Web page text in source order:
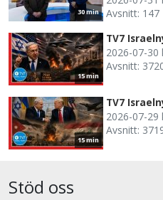
30 min
Avsnitt: 147
15 min
TV7
2026-07-30
Avsnitt:
15 min
TV7
2026-07-29
Avsnitt:
Stöd oss